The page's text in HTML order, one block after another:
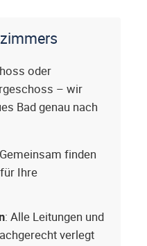
oder
– wir
Bad genau nach
finden
Ihre
: Alle Leitungen und
verlegt